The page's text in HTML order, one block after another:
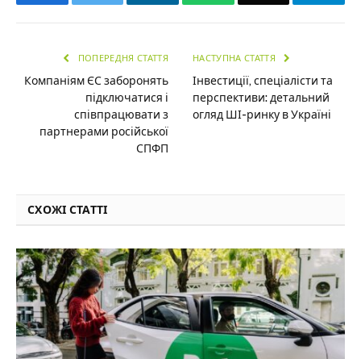
ПОПЕРЕДНЯ СТАТТЯ
Компаніям ЄС заборонять
підключатися і
співпрацювати з
партнерами російської
СПФП
НАСТУПНА СТАТТЯ
Інвестиції, спеціалісти та
перспективи: детальний
огляд ШІ-ринку в Україні
СХОЖІ СТАТТІ